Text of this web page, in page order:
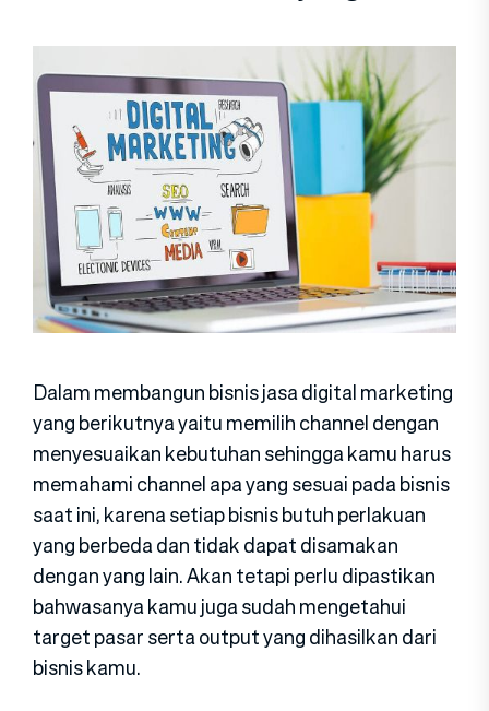
Dalam membangun bisnis jasa digital marketing
yang berikutnya yaitu memilih channel dengan
menyesuaikan kebutuhan sehingga kamu harus
memahami channel apa yang sesuai pada bisnis
saat ini, karena setiap bisnis butuh perlakuan
yang berbeda dan tidak dapat disamakan
dengan yang lain. Akan tetapi perlu dipastikan
bahwasanya kamu juga sudah mengetahui
target pasar serta output yang dihasilkan dari
bisnis kamu.